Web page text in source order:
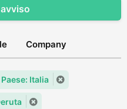
Company
Paese: Italia